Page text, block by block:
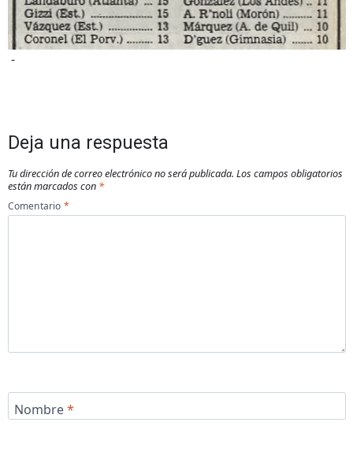
-
Deja una respuesta
Tu dirección de correo electrónico no será publicada. Los campos obligatorios
están marcados con *
Comentario *
Nombre*